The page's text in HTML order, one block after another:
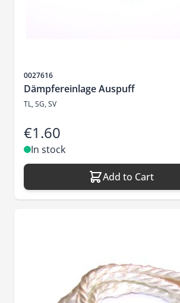
Sku
0027616
Dämpfereinlage Auspuff
TL, SG, SV
€1.60
In stock
Add to Cart